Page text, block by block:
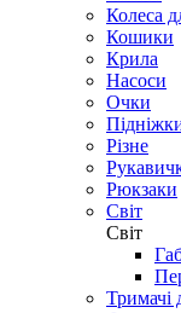
Колеса
Кошики
Крила
Насоси
Очки
Різне
Рюкзаки
Світ
Світ
Тримачі